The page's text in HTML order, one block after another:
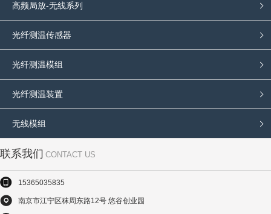
高频局放-无线系列
光纤测温传感器
光纤测温模组
光纤测温装置
无线模组
联系我们 CONTACT US
15365035835
南京市江宁区秣周东路12号 悠谷创业园